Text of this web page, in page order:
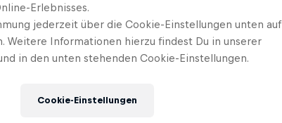
Erlebnisses.
jederzeit über die Cookie-Einstellungen unten auf
Weitere Informationen hierzu findest Du in unserer
in den unten stehenden Cookie-Einstellungen.
Cookie-Einstellungen